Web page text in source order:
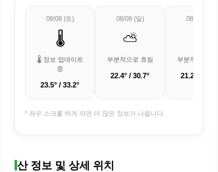
08/08 (토)
🌡️
🌡️ 정보 업데이트
중
23.5° / 33.2°
08/09 (일)
⛅
부분적으로 흐림
22.4° / 30.7°
08/10 (월)
부분적으로 흐
21.2° /
* 좌우 스크롤 하게 되면 더 많은 정보가 나옵니다.
산 정보 및 상세 위치